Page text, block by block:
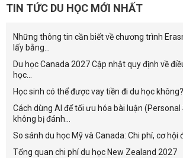
TIN TỨC DU HỌC MỚI NHẤT
Những thông tin cần biết về chương trình
lấy bằng...
Du học Canada 2027 Cập nhật quy định về
học...
Học sinh có thể được vay tiền đi du học không?
Cách dùng AI để tối ưu hóa bài luận
không bị đánh...
So sánh du học Mỹ và Canada: Chi phí, cơ hội
Tổng quan chi phí du học New Zealand 2027